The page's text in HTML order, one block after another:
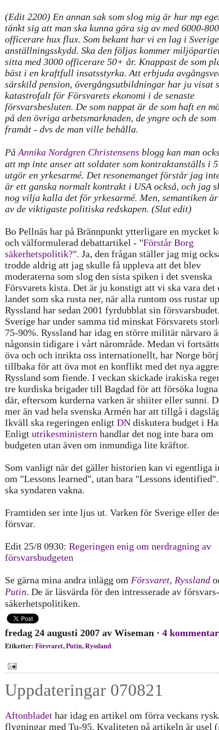
(Edit 2200) En annan sak som slog mig är hur mp
tänkt sig att man ska kunna göra sig av med 6000-
officerare hux flux. Som bekant har vi en lag i
anställningsskydd. Ska den följas kommer
sitta med 3000 officerare 50+ år. Knappast de som
bäst i en kraftfull insatsstyrka. Att erbjuda
särskild pension, övergångsutbildningar har ju visat
katastrofalt för Försvarets ekonomi i de senaste
försvarsbesluten. De som nappat är de som haft en
på den övriga arbetsmarknaden, de yngre och de
framåt - dvs de man ville behålla.
På Annika Nordgren Christensens blogg kan man
att mp inte anser att soldater som kontraktanställs i
utgör en yrkesarmé. Det resonemanget förstår jag
är ett ganska normalt kontrakt i USA också, och jag
nog vilja kalla det för yrkesarmé. Men, semantiken
av de viktigaste politiska redskapen. (Slut edit)
Bo Pellnäs har på Brännpunkt ytterligare en mycket
och välformulerad debattartikel - "Förstår Borg
säkerhetspolitik?". Ja, den frågan ställer jag mig
trodde aldrig att jag skulle få uppleva att det blev
moderaterna som slog den sista spiken i det svenska
Försvarets kista. Det är ju konstigt att vi ska vara det
landet som ska rusta ner, när alla runtom oss rustar
Ryssland har sedan 2001 fyrdubblat sin
Sverige har under samma tid minskat Försvarets
75-90%. Ryssland har idag en större militär närvaro
någonsin tidigare i vårt närområde. Medan vi
öva och och inrikta oss internationellt, har Norge
tillbaka för att öva mot en konflikt med det nya
Ryssland som fiende. I veckan skickade irakiska
tre kurdiska brigader till Bagdad för att försöka
där, eftersom kurderna varken är shiiter eller sunni.
mer än vad hela svenska Armén har att tillgå i
Ikväll ska regeringen enligt DN diskutera budget i
Enligt utrikesministern handlar det nog inte bara om
budgeten utan även om inmundiga lite kräftor.
Som vanligt när det gäller historien kan vi egentliga
om "Lessons learned", utan bara "Lessons
ska syndaren vakna.
Framtiden ser inte ljus ut. Varken för Sverige eller
försvar.
Edit 25/8 0930: Regeringen enig om nerdragning av
försvarsbudgeten
Se gärna mina andra inlägg om Försvaret, Ryssland
Putin. De är läsvärda för den intresserade av
säkerhetspolitiken.
fredag 24 augusti 2007 av Wiseman · 4
Etiketter: Försvaret,Putin,Ryssland
Uppdateringar 070821
Aftonbladet har idag en artikel om förra veckans
flygningar med Tu-95. Kvaliteten på artikeln är usel